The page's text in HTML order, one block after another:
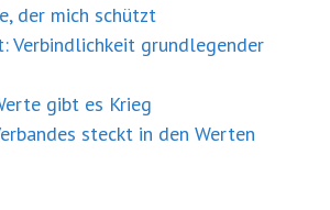
der mich schützt
Verbindlichkeit grundlegender
gibt es Krieg
steckt in den Werten